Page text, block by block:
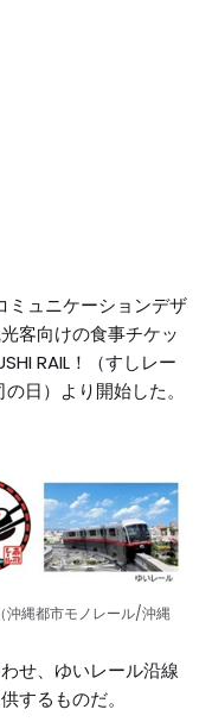
ミュニケーションデザ
客向けの食事チケッ
RAIL！（すしレー
日）より開始した。
沖縄都市モノレール/沖縄
せ、ゆいレール沿線
するものだ。